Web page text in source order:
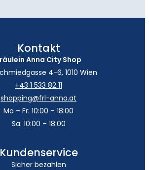
Kontakt
Anna City Shop
4-6, 1010 Wien
+43 1 533 82 11
shopping@frl-anna.at
Mo – Fr: 10:00 – 18:00
Sa: 10:00 – 18:00
Kundenservice
Sicher bezahlen